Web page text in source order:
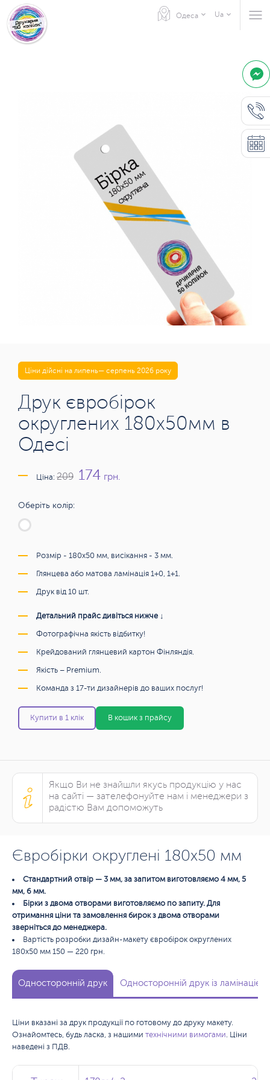
Одеса Ua
Ціни дійсні на липень— серпень 2026 року
Друк євробірок
округлених 180х50мм в
Одесі
Ціна: 209 174 грн.
Оберіть колір:
Розмір - 180х50 мм, висікання - 3 мм.
Глянцева або матова ламінація 1+0, 1+1.
Друк від 10 шт.
Детальний прайс дивіться нижче ↓
Фотографічна якість відбитку!
Крейдований глянцевий картон Фінляндія.
Якість – Premium.
Команда з 17-ти дизайнерів до ваших послуг!
Купити в 1 клік В кошик з прайсу
Якщо Ви не знайшли якусь продукцію у нас
на сайті — зателефонуйте нам і менеджери з
радістю Вам допоможуть
Євробірки округлені 180х50 мм
Стандартний отвір — 3 мм, за запитом виготовляємо 4 мм, 5
мм, 6 мм.
Бірки з двома отворами виготовляємо по запиту. Для
отримання ціни та замовлення бирок з двома отворами
зверніться до менеджера.
Вартість розробки дизайн-макету євробірок округлених
180х50 мм 150 — 220 грн.
Односторонній друк Односторонній друк із ламінацією
Ціни вказані за друк продукції по готовому до друку макету.
Ознайомтесь, будь ласка, з нашими технічними вимогами. Ціни
наведені з ПДВ.